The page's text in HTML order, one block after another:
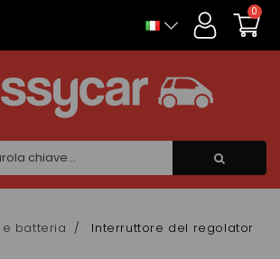
0
batteria Interruttore del regolatore
dei cookies